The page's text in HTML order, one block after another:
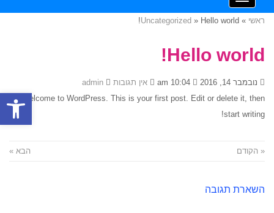
ראשי »
Uncategorized » Hello world!
Hello world!
נובמבר 14, 2016 אין תגובות
admin
Welcome to WordPress. This is your first post. Edit or delete it, then
start writing!
« הקודם הבא »
השארת תגובה
פתח